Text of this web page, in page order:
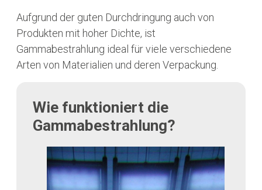
Aufgrund der guten Durchdringung auch von
Produkten mit hoher Dichte, ist
Gammabestrahlung ideal für viele verschiedene
Arten von Materialien und deren Verpackung.
Wie funktioniert die
Gammabestrahlung?